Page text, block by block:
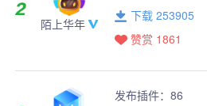
陌上华年
下载 253905
赞赏 1861
发布插件： 86